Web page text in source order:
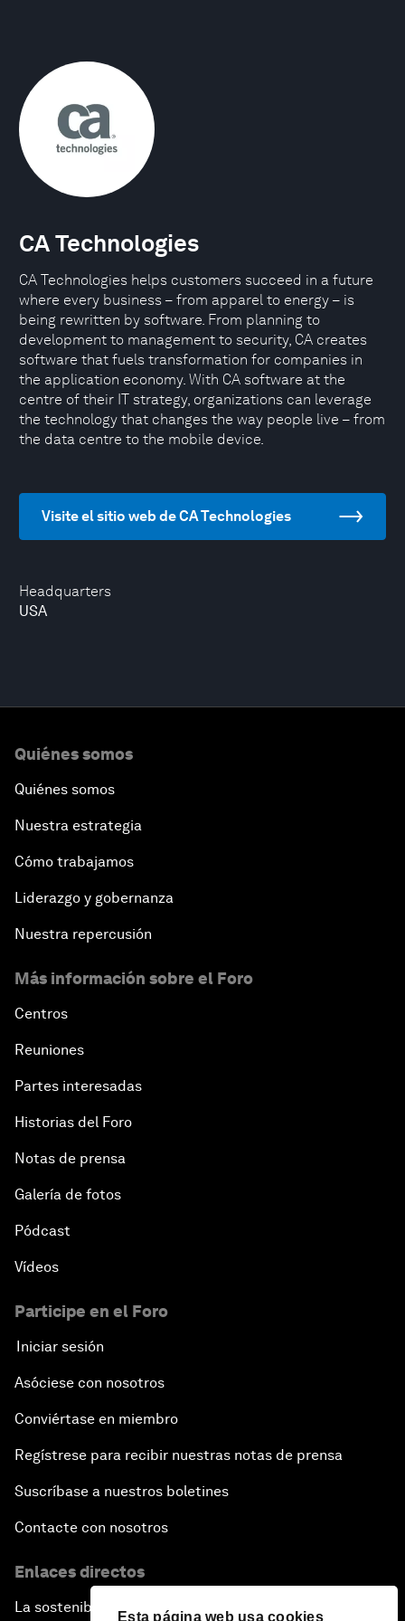
Esta página web usa cookies
Headquarters
USA
CA Technologies
CA Technologies helps customers succeed in a future
where every business – from apparel to energy – is
being rewritten by software. From planning to
development to management to security, CA creates
software that fuels transformation for companies in
the application economy. With CA software at the
centre of their IT strategy, organizations can leverage
the technology that changes the way people live – from
the data centre to the mobile device.
Visite el sitio web de CA Technologies
Quiénes somos
Quiénes somos
Nuestra estrategia
Cómo trabajamos
Liderazgo y gobernanza
Nuestra repercusión
Más información sobre el Foro
Centros
Reuniones
Partes interesadas
Historias del Foro
Notas de prensa
Galería de fotos
Pódcast
Vídeos
Participe en el Foro
Iniciar sesión
Asóciese con nosotros
Conviértase en miembro
Regístrese para recibir nuestras notas de prensa
Suscríbase a nuestros boletines
Contacte con nosotros
Enlaces directos
La sostenibilidad en el Foro